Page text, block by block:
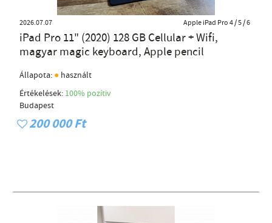
2026.07.07 Apple iPad Pro 4 / 5 / 6
iPad Pro 11" (2020) 128 GB Cellular + Wifi,
magyar magic keyboard, Apple pencil
Állapota: ● használt
Értékelések: 100% pozítiv
Budapest
200 000 Ft